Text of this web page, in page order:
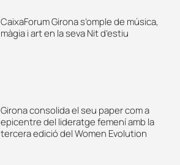
CaixaForum Girona s’omple de música,
màgia i art en la seva Nit d’estiu
Girona consolida el seu paper com a
epicentre del lideratge femení amb la
tercera edició del Women Evolution